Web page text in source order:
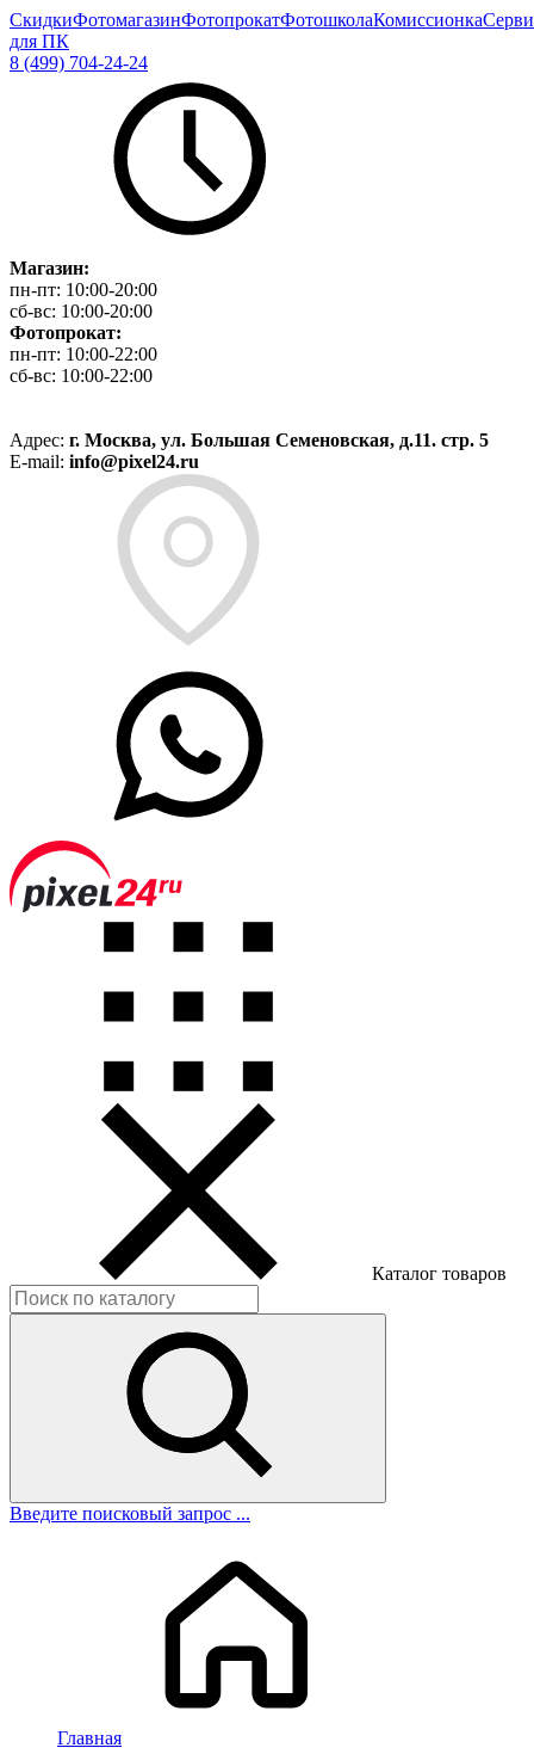
СкидкиФотомагазинФотопрокатФотошколаКомиссионка
для ПК
8 (499) 704-24-24
Магазин:
пн-пт: 10:00-20:00
сб-вс: 10:00-20:00
Фотопрокат:
пн-пт: 10:00-22:00
сб-вс: 10:00-22:00
Адрес: г. Москва, ул. Большая Семеновская, д.11. стр. 5
E-mail: info@pixel24.ru
Каталог товаров
Введите поисковый запрос ...
Главная